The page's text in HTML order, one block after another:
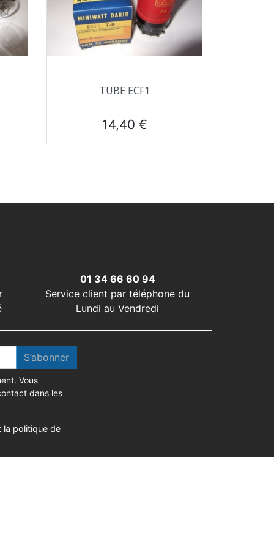
Aperçu rapide
TUBE ECF1
Prix
14,40 €
01 34 66 60 94
Service client par téléphone du
Lundi au Vendredi
S’abonner
Vous
dans les
la politique de